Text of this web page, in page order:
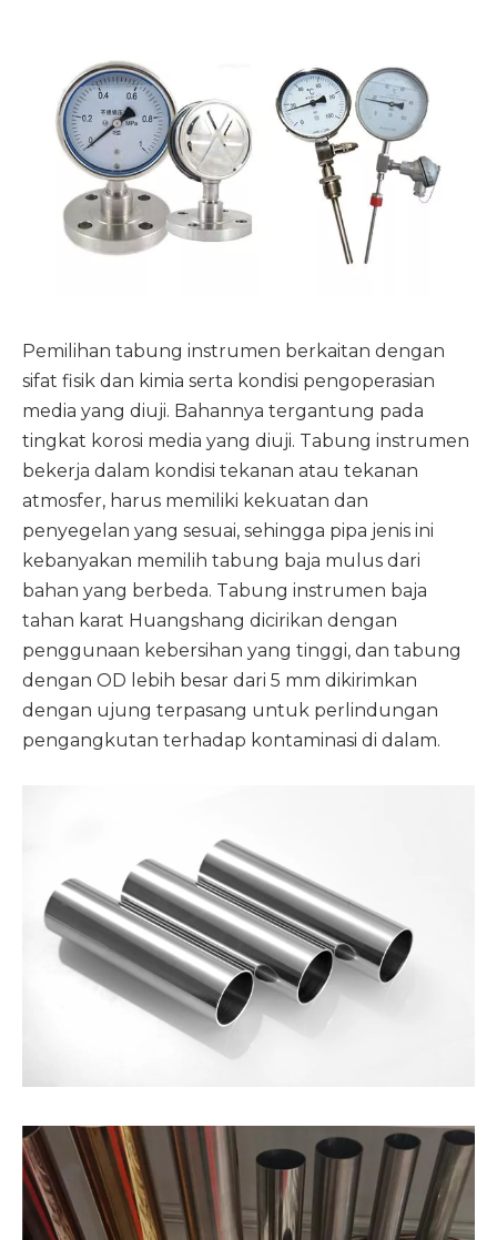
Pemilihan tabung instrumen berkaitan dengan
sifat fisik dan kimia serta kondisi pengoperasian
media yang diuji. Bahannya tergantung pada
tingkat korosi media yang diuji. Tabung instrumen
bekerja dalam kondisi tekanan atau tekanan
atmosfer, harus memiliki kekuatan dan
penyegelan yang sesuai, sehingga pipa jenis ini
kebanyakan memilih tabung baja mulus dari
bahan yang berbeda. Tabung instrumen baja
tahan karat Huangshang dicirikan dengan
penggunaan kebersihan yang tinggi, dan tabung
dengan OD lebih besar dari 5 mm dikirimkan
dengan ujung terpasang untuk perlindungan
pengangkutan terhadap kontaminasi di dalam.